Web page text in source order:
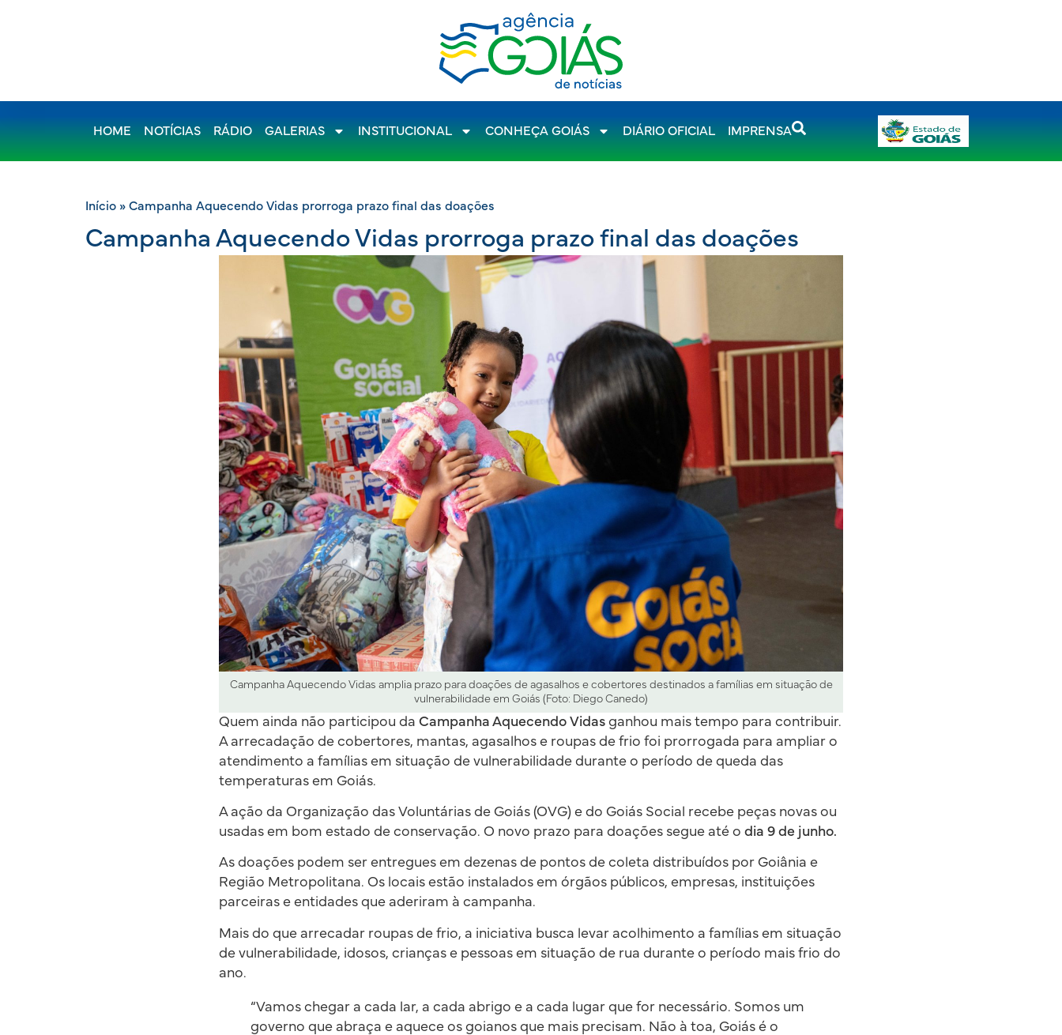
HOME NOTÍCIAS RÁDIO GALERIAS INSTITUCIONAL CONHEÇA GOIÁS DIÁRIO OFICIAL IMPRENSA
Início » Campanha Aquecendo Vidas prorroga prazo final das doações
Campanha Aquecendo Vidas prorroga prazo final das doações
Campanha Aquecendo Vidas amplia prazo para doações de agasalhos e cobertores destinados a famílias em situação de
vulnerabilidade em Goiás (Foto: Diego Canedo)
Quem ainda não participou daCampanha Aquecendo Vidas ganhou mais tempo para contribuir.
A arrecadação de cobertores, mantas, agasalhos e roupas de frio foi prorrogada para ampliar o
atendimento a famílias em situação de vulnerabilidade durante o período de queda das
temperaturas em Goiás.
A ação da Organização das Voluntárias de Goiás (OVG) e do Goiás Social recebe peças novas ou
usadas em bom estado de conservação. O novo prazo para doações segue até odia 9 de junho.
As doações podem ser entregues em dezenas de pontos de coleta distribuídos por Goiânia e
Região Metropolitana. Os locais estão instalados em órgãos públicos, empresas, instituições
parceiras e entidades que aderiram à campanha.
Mais do que arrecadar roupas de frio, a iniciativa busca levar acolhimento a famílias em situação
de vulnerabilidade, idosos, crianças e pessoas em situação de rua durante o período mais frio do
ano.
“Vamos chegar a cada lar, a cada abrigo e a cada lugar que for necessário. Somos um
governo que abraça e aquece os goianos que mais precisam. Não à toa, Goiás é o